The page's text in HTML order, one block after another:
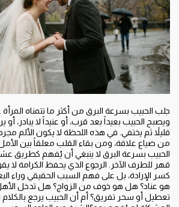
جلب الحبيب بسرعة البرق من أكثر ما تتمناه
ويصبح الحبيب بعيداً بعد قرب، أو عنيداً لا يبادر، أو
قليلاً ثم يختفي. في هذه اللحظة لا يكون الألم
من ضياع علاقة، ومن بقاء القلب معلقاً بين
الحبيب بسرعة البرق لا ينبغي أن يُفهم كطريق
قهر للطرف الآخر. الرجوع الذي يحفظ الكرامة لا
كسر الإرادة، بل على فهم السبب الحقيقي وراء
هو عناد؟ هل هو خوف من الزواج؟ هل تدخل
تعطيل أو سحر تفريق؟ أم أن الحبيب يرجع